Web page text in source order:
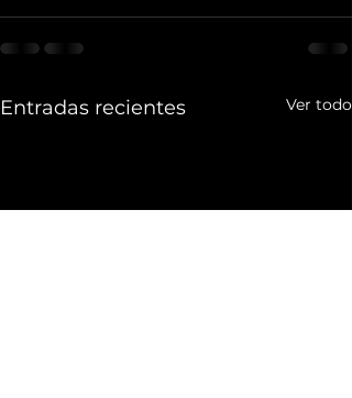
Entradas recientes Ver todo